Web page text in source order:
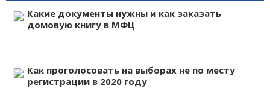
Какие документы нужны и как заказать
домовую книгу в МФЦ
Как проголосовать на выборах не по месту
регистрации в 2020 году